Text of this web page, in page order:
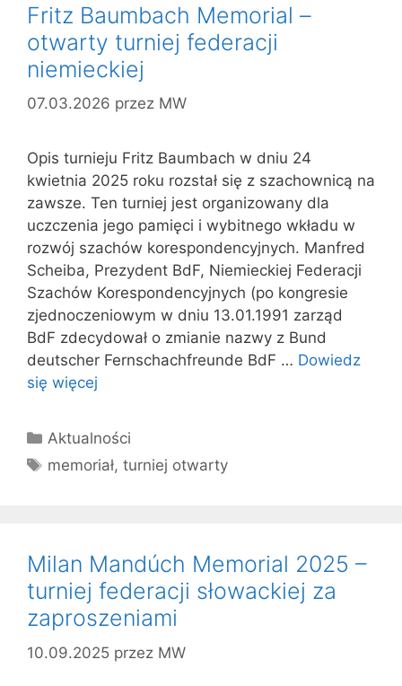
Fritz Baumbach Memorial –
otwarty turniej federacji
niemieckiej
07.03.2026 przez MW
Opis turnieju Fritz Baumbach w dniu 24
kwietnia 2025 roku rozstał się z szachownicą na
zawsze. Ten turniej jest organizowany dla
uczczenia jego pamięci i wybitnego wkładu w
rozwój szachów korespondencyjnych. Manfred
Scheiba, Prezydent BdF, Niemieckiej Federacji
Szachów Korespondencyjnych (po kongresie
zjednoczeniowym w dniu 13.01.1991 zarząd
BdF zdecydował o zmianie nazwy z Bund
deutscher Fernschachfreunde BdF … Dowiedz
się więcej
Kategorie
Aktualności
Tagi
memoriał,turniej otwarty
Milan Mandúch Memorial 2025 –
turniej federacji słowackiej za
zaproszeniami
10.09.2025 przez MW